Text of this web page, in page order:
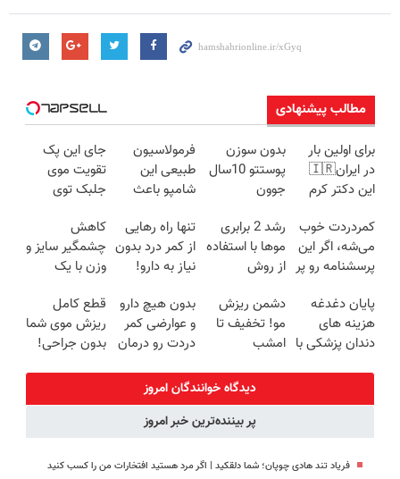
مطالب پیشنهادی
برای اولین بار
در ایران🇮🇷
این دکتر کرم
روزه ساخت!
بدون سوزن
پوستتو 10سال
جوون
پاییزی
فرمولاسیون
طبیعی این
شامپو باعث
رویش مجدد
میشه
جای این پک
تقویت موی
جلبک توی
خالیه!45%تخفیف
کمردردت خوب
می‌شه، اگر این
پرسشنامه رو پر
رشد 2 برابری
موها با استفاده
از روش
فقط امروز
تنها راه رهایی
از کمر درد بدون
نیاز به دارو!
کاهش
چشمگیر سایز و
وزن با یک
خانگی60%تخفیف
پایان دغدغه
هزینه های
دندان پزشکی با
دشمن ریزش
مو! تخفیف تا
امشب
بدون هیچ دارو
و عوارضی کمر
دردت رو درمان
(پرسش‌نامه)
قطع کامل
ریزش موی شما
بدون جراحی!
دیدگاه خوانندگان امروز
پر بیننده‌ترین خبر امروز
فریاد تند هادی چوپان؛‌ شما دلقکید | اگر مرد هستید افتخارات من را کسب کنید